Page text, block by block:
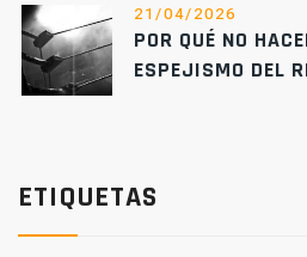
21/04/2026
POR QUÉ NO
ESPEJISMO DEL
ETIQUETAS